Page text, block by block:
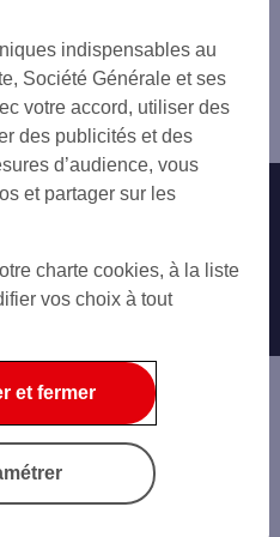
Nous contacter
SG
privée
Publique
légales
indispensables au
Société Générale et ses
votre accord, utiliser des
des publicités et des
d’audience, vous
et partager sur les
charte cookies, à la liste
vos choix à tout
et fermer